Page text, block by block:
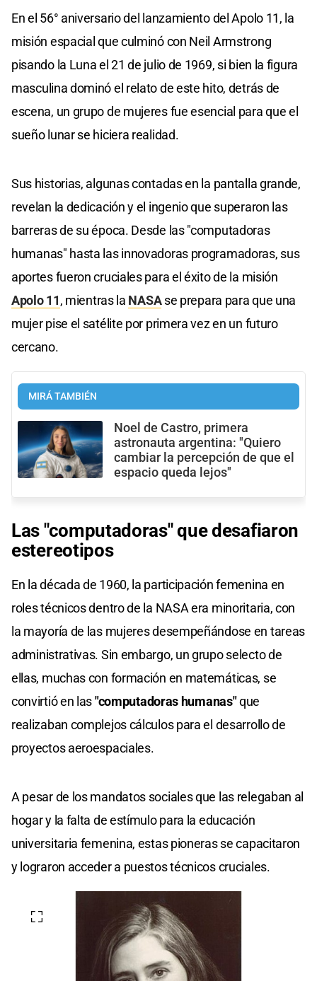
En el 56° aniversario del lanzamiento del Apolo 11, la
misión espacial que culminó con Neil Armstrong
pisando la Luna el 21 de julio de 1969, si bien la figura
masculina dominó el relato de este hito, detrás de
escena, un grupo de mujeres fue esencial para que el
sueño lunar se hiciera realidad.
Sus historias, algunas contadas en la pantalla grande,
revelan la dedicación y el ingenio que superaron las
barreras de su época. Desde las "computadoras
humanas" hasta las innovadoras programadoras, sus
aportes fueron cruciales para el éxito de la misión
Apolo 11, mientras la NASAse prepara para que una
mujer pise el satélite por primera vez en un futuro
cercano.
MIRÁ TAMBIÉN
Noel de Castro, primera
astronauta argentina: "Quiero
cambiar la percepción de que el
espacio queda lejos"
Las "computadoras" que desafiaron
estereotipos
En la década de 1960, la participación femenina en
roles técnicos dentro de la NASA era minoritaria, con
la mayoría de las mujeres desempeñándose en tareas
administrativas. Sin embargo, un grupo selecto de
ellas, muchas con formación en matemáticas, se
convirtió en las"computadoras humanas"que
realizaban complejos cálculos para el desarrollo de
proyectos aeroespaciales.
A pesar de los mandatos sociales que las relegaban al
hogar y la falta de estímulo para la educación
universitaria femenina, estas pioneras se capacitaron
y lograron acceder a puestos técnicos cruciales.